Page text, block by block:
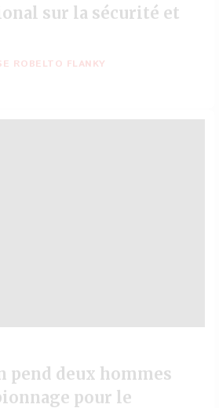
sur la sécurité et
ROBELTO FLANKY
pend deux hommes
pour le